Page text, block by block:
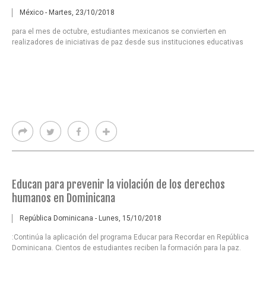
México - Martes, 23/10/2018
para el mes de octubre, estudiantes mexicanos se convierten en
realizadores de iniciativas de paz desde sus instituciones educativas
Educan para prevenir la violación de los derechos
humanos en Dominicana
República Dominicana - Lunes, 15/10/2018
:Continúa la aplicación del programa Educar para Recordar en República
Dominicana. Cientos de estudiantes reciben la formación para la paz.